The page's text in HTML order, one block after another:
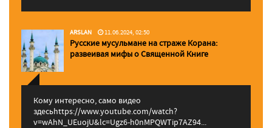
ARSLAN 11.06.2024, 02:50
Русские мусульмане на страже Корана:
pазвеивая мифы о Священной Книге
Кому интересно, само видео
здесьhttps://www.youtube.com/watch?
v=wAhN_UEuojU&lc=Ugz6-h0nMPQWTip7AZ94...